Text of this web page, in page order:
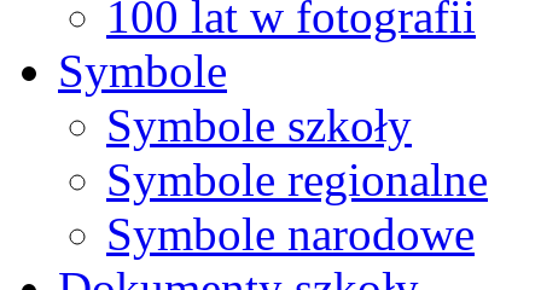
100 lat w fotografii
Symbole
Symbole szkoły
Symbole regionalne
Symbole narodowe